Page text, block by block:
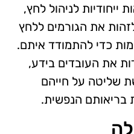
ייחודיות לניהול לחץ,
את הגורמים ללחץ
כדי להתמודד איתם.
את העובדים בידע,
שליטה על חייהם
בריאותם הנפשית.